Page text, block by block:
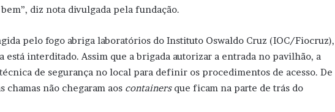
diz nota divulgada pela fundação.
pelo fogo abriga laboratórios do Instituto Oswaldo Cruz (IOC/Fiocruz),
está interditado. Assim que a brigada autorizar a entrada no pavilhão, a
de segurança no local para definir os procedimentos de acesso. De
chamas não chegaram aos containers que ficam na parte de trás do